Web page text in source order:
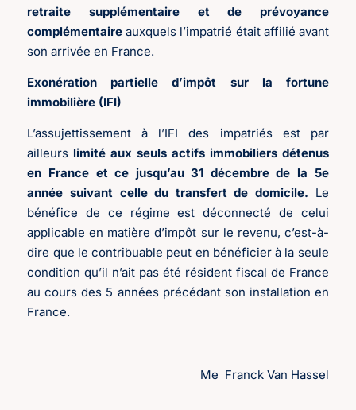
retraite supplémentaire et de prévoyance
complémentaire auxquels l’impatrié était affilié avant
son arrivée en France.
Exonération partielle d’impôt sur la fortune
immobilière (IFI)
L’assujettissement à l’IFI des impatriés est par
ailleurs limité aux seuls actifs immobiliers détenus
en France et ce jusqu’au 31 décembre de la 5e
année suivant celle du transfert de domicile. Le
bénéfice de ce régime est déconnecté de celui
applicable en matière d’impôt sur le revenu, c’est-à-
dire que le contribuable peut en bénéficier à la seule
condition qu’il n’ait pas été résident fiscal de France
au cours des 5 années précédant son installation en
France.
Me Franck Van Hassel